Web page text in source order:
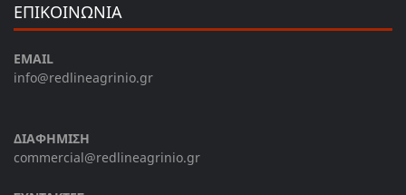
ΕΠΙΚΟΙΝΩΝΙΑ
EMAIL
info@redlineagrinio.gr
ΔΙΑΦΗΜΙΣΗ
commercial@redlineagrinio.gr